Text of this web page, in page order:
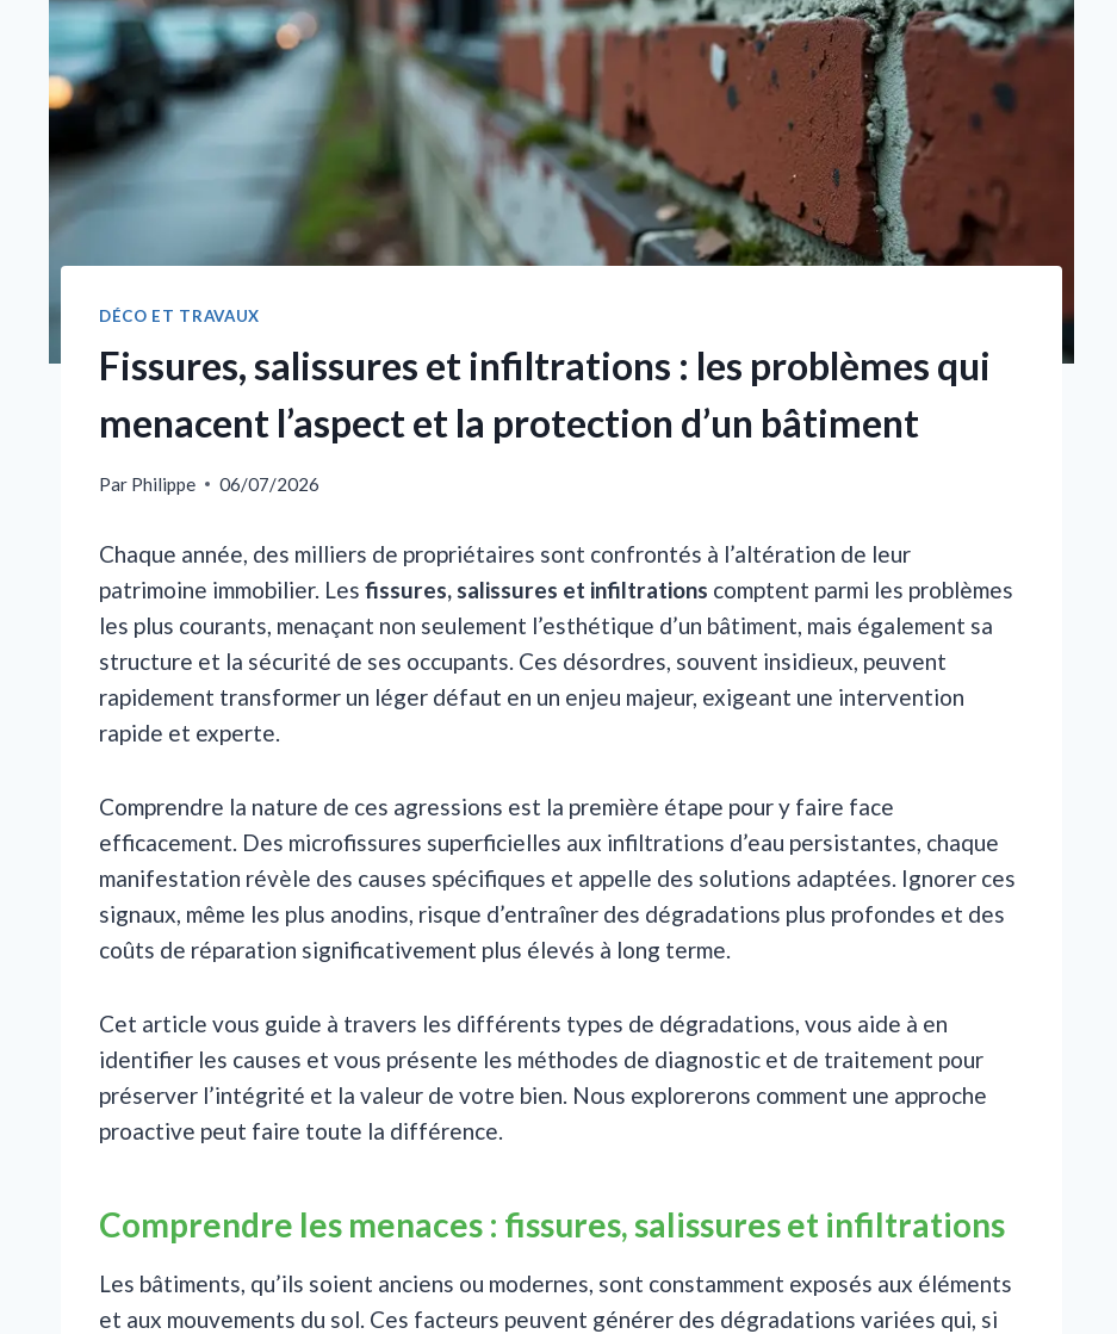
DÉCO ET TRAVAUX
Fissures, salissures et infiltrations : les problèmes qui
menacent l’aspect et la protection d’un bâtiment
Par Philippe 06/07/2026
Chaque année, des milliers de propriétaires sont confrontés à l’altération de leur
patrimoine immobilier. Les fissures, salissures et infiltrations comptent parmi les problèmes
les plus courants, menaçant non seulement l’esthétique d’un bâtiment, mais également sa
structure et la sécurité de ses occupants. Ces désordres, souvent insidieux, peuvent
rapidement transformer un léger défaut en un enjeu majeur, exigeant une intervention
rapide et experte.
Comprendre la nature de ces agressions est la première étape pour y faire face
efficacement. Des microfissures superficielles aux infiltrations d’eau persistantes, chaque
manifestation révèle des causes spécifiques et appelle des solutions adaptées. Ignorer ces
signaux, même les plus anodins, risque d’entraîner des dégradations plus profondes et des
coûts de réparation significativement plus élevés à long terme.
Cet article vous guide à travers les différents types de dégradations, vous aide à en
identifier les causes et vous présente les méthodes de diagnostic et de traitement pour
préserver l’intégrité et la valeur de votre bien. Nous explorerons comment une approche
proactive peut faire toute la différence.
Comprendre les menaces : fissures, salissures et infiltrations
Les bâtiments, qu’ils soient anciens ou modernes, sont constamment exposés aux éléments
et aux mouvements du sol. Ces facteurs peuvent générer des dégradations variées qui, si